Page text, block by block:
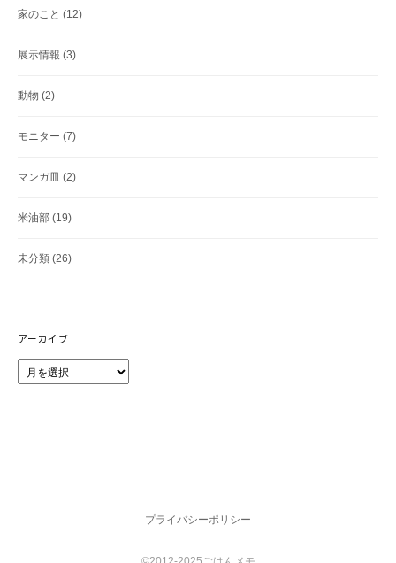
家のこと (12)
展示情報 (3)
動物 (2)
モニター (7)
マンガ皿 (2)
米油部 (19)
未分類 (26)
アーカイブ
ー
プライバシーポリシー